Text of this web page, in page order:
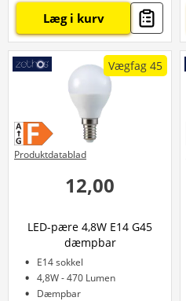
Læg i kurv
Vægfag 45
12,00
LED-pære 4,8W E14 G45
dæmpbar
E14 sokkel
4,8W - 470 Lumen
Dæmpbar
Produktdatablad